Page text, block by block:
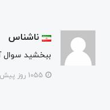
ناشناس
ببخشید سوال